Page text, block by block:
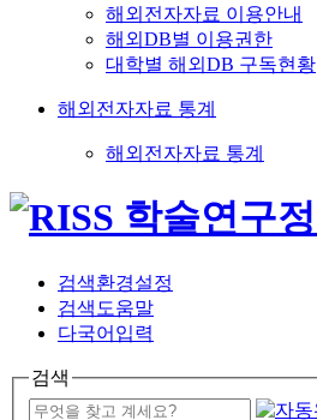
해외전자자료 이용안내
해외DB별 이용권한
대학별 해외DB 구독현황
해외전자자료 통계
해외전자자료 통계
검색환경설정
검색도움말
다국어입력
검색